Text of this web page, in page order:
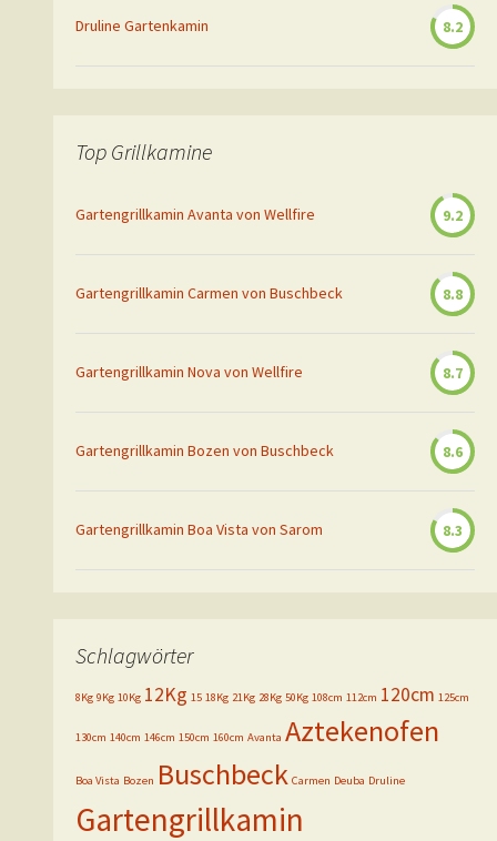
Druline Gartenkamin 8.2
Top Grillkamine
Gartengrillkamin Avanta von Wellfire 9.2
Gartengrillkamin Carmen von Buschbeck 8.8
Gartengrillkamin Nova von Wellfire 8.7
Gartengrillkamin Bozen von Buschbeck 8.6
Gartengrillkamin Boa Vista von Sarom 8.3
Schlagwörter
8Kg 9Kg 10Kg 12Kg 15 18Kg 21Kg 28Kg 50Kg 108cm 112cm 120cm 125cm
130cm 140cm 146cm 150cm 160cm Avanta Aztekenofen
Boa Vista Bozen Buschbeck Carmen Deuba Druline
Gartengrillkamin